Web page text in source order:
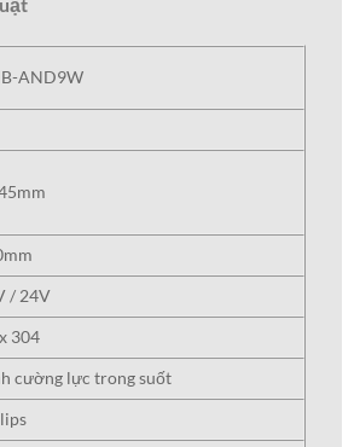
AND9W
/ 24V
304
cường lực trong suốt